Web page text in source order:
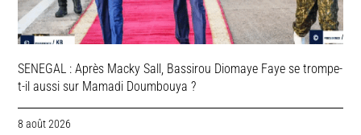
SENEGAL : Après Macky Sall, Bassirou Diomaye Faye se trompe-
t-il aussi sur Mamadi Doumbouya ?
8 août 2026